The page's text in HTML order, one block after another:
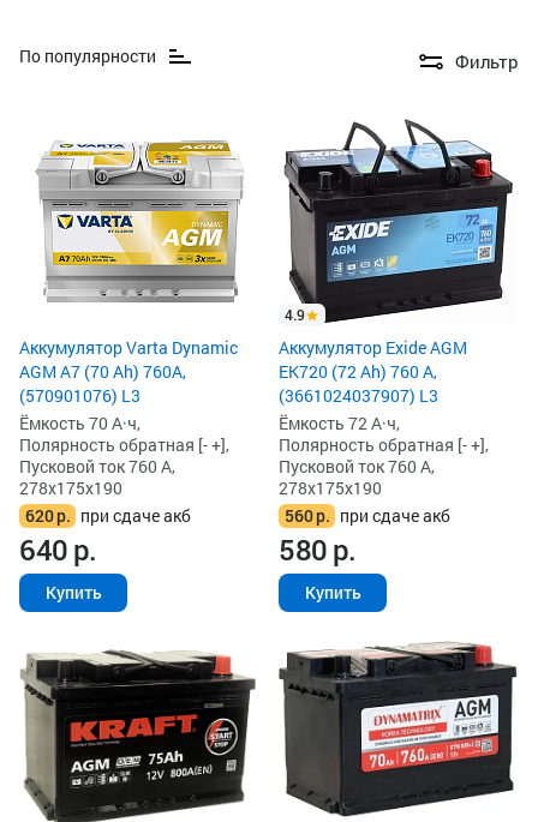
По популярности Фильтр
Аккумулятор Varta Dynamic
AGM A7 (70 Ah) 760A,
(570901076) L3
Ёмкость 70 А·ч,
Полярность обратная [- +],
Пусковой ток 760 А,
278x175x190
620р. при сдаче акб
640р.
Купить
4.9
Аккумулятор Exide AGM
EK720 (72 Ah) 760 А,
(3661024037907) L3
Ёмкость 72 А·ч,
Полярность обратная [- +],
Пусковой ток 760 А,
278x175x190
560р. при сдаче акб
580р.
Купить